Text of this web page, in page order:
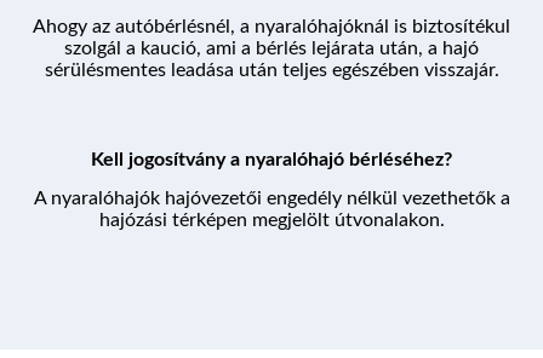
Ahogy az autóbérlésnél, a nyaralóhajóknál is biztosítékul
szolgál a kaució, ami a bérlés lejárata után, a hajó
sérülésmentes leadása után teljes egészében visszajár.
Kell jogosítvány a nyaralóhajó bérléséhez?
A nyaralóhajók hajóvezetői engedély nélkül vezethetők a
hajózási térképen megjelölt útvonalakon.